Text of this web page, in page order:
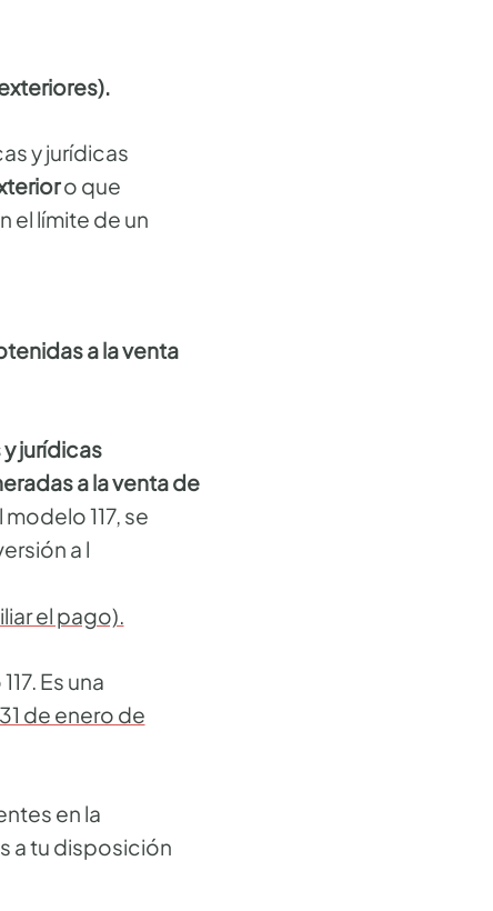
y jurídicas
o que
el límite de un
a la venta
jurídicas
a la venta de
117, se
a l
el pago).
Es una
de enero de
en la
a tu disposición